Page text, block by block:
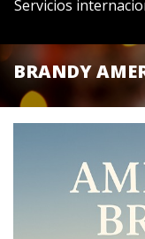
Servicios
BRANDY